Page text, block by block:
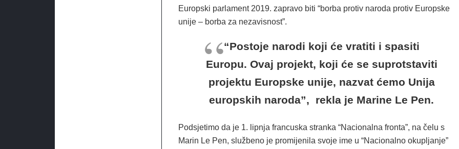
Europski parlament 2019. zapravo biti “borba protiv naroda protiv Europske
unije – borba za nezavisnost”.
“Postoje narodi koji će vratiti i spasiti
Europu. Ovaj projekt, koji će se suprotstaviti
projektu Europske unije, nazvat ćemo Unija
europskih naroda”, rekla je Marine Le Pen.
Podsjetimo da je 1. lipnja francuska stranka “Nacionalna fronta”, na čelu s
Marin Le Pen, službeno je promijenila svoje ime u “Nacionalno okupljanje”